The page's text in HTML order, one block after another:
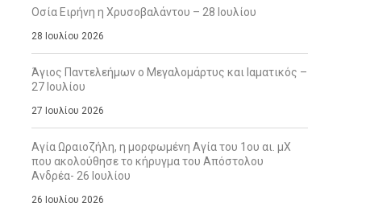
Οσία Ειρήνη η Χρυσοβαλάντου – 28 Ιουλίου
28 Ιουλίου 2026
Άγιος Παντελεήμων ο Μεγαλομάρτυς και Ιαματικός –
27 Ιουλίου
27 Ιουλίου 2026
Αγία Ωραιοζήλη, η μορφωμένη Αγία του 1ου αι. μΧ
που ακολούθησε το κήρυγμα του Απόστολου
Ανδρέα- 26 Ιουλίου
26 Ιουλίου 2026